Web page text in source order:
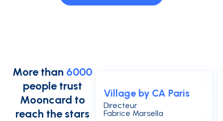
More than 6000
people trust
Mooncard to
reach the stars
Village by CA Paris
Fabrice Marsella
Directeur